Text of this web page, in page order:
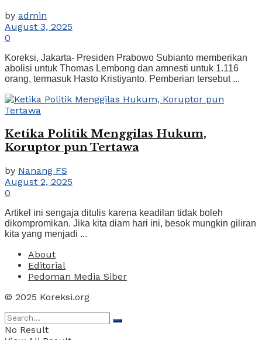
by admin
August 3, 2025
0
Koreksi, Jakarta- Presiden Prabowo Subianto memberikan
abolisi untuk Thomas Lembong dan amnesti untuk 1.116
orang, termasuk Hasto Kristiyanto. Pemberian tersebut ...
Ketika Politik Menggilas Hukum,
Koruptor pun Tertawa
by Nanang FS
August 2, 2025
0
Artikel ini sengaja ditulis karena keadilan tidak boleh
dikompromikan. Jika kita diam hari ini, besok mungkin giliran
kita yang menjadi ...
About
Editorial
Pedoman Media Siber
© 2025 Koreksi.org
No Result